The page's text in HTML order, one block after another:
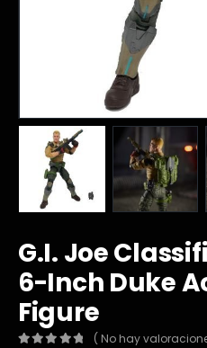
G.I. Joe
6-Inch Duke
Figure
( No hay